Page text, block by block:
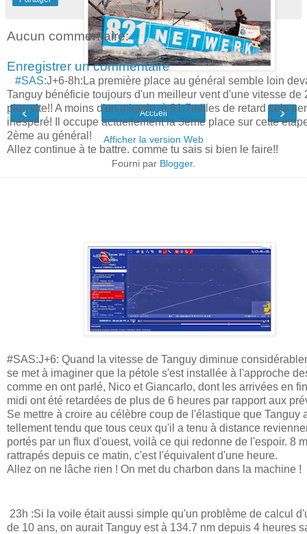
#SAS:J+6-8h:La première place au général semble loin
Tanguy bénéficie toujours d'un meilleur vent d'une vitesse de
plus vite!! A moins d'un miracle, à 91.7milles de retard cela
inespéré! Il occupe actuellement la 3ème place sur cette
2ème au général!
Allez continue à te battre, comme tu sais si bien le faire!!
Go Jonas, Go Netwerk!
#SAS:J+6: Quand la vitesse de Tanguy diminue
se met à imaginer que la pétole s'est installée à l'approche
comme en ont parlé, Nico et Giancarlo, dont les arrivées en
midi ont été retardées de plus de 6 heures par rapport aux
Se mettre à croire au célèbre coup de l'élastique que Tanguy
tellement tendu que tous ceux qu'il a tenu à distance
portés par un flux d'ouest, voilà ce qui redonne de l'espoir. 8
rattrapés depuis ce matin, c'est l'équivalent d'une heure.
Allez on ne lâche rien ! On met du charbon dans la machine !
23h :Si la voile était aussi simple qu'un problème de calcul
de 10 ans, on aurait Tanguy est à 134.7 nm depuis 4 heures
Aucun commentaire:
Enregistrer un commentaire
‹ ›
Accueil
Afficher la version Web
Fourni par Blogger.